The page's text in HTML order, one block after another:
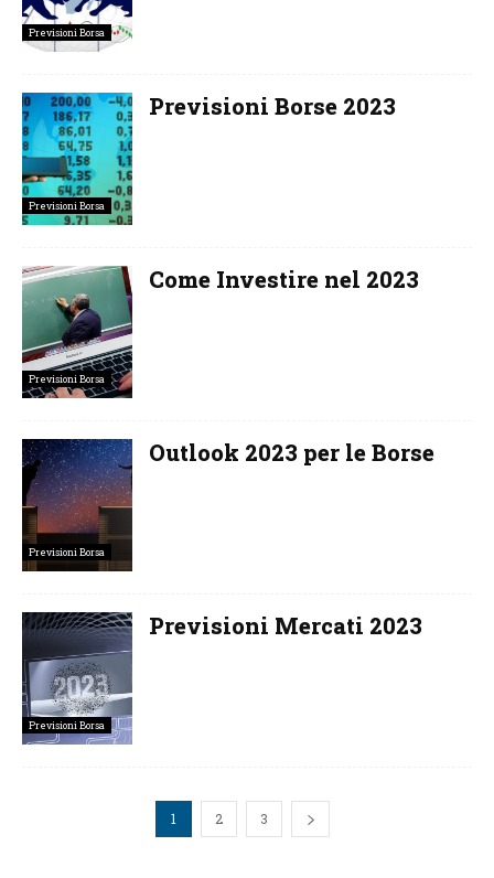
Previsioni Borsa
Previsioni Borsa
Previsioni Borse 2023
Previsioni Borsa
Come Investire nel 2023
Previsioni Borsa
Outlook 2023 per le Borse
Previsioni Borsa
Previsioni Mercati 2023
1 2 3